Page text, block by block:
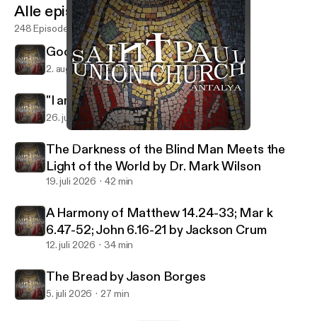
Saint Paul Union Church
Alle episoder
248 Episoder
Good Shepherd by Jackson Crum
2. aug. 2026 31 min
"I am the Gate" by Richard Welch
26. juli 2026 24 min
The Darkness of the Blind Man Meets the
Light of the World by Dr. Mark Wilson
19. juli 2026 42 min
A Harmony of Matthew 14.24-33; Mar k
6.47-52; John 6.16-21 by Jackson Crum
12. juli 2026 34 min
The Bread by Jason Borges
5. juli 2026 27 min